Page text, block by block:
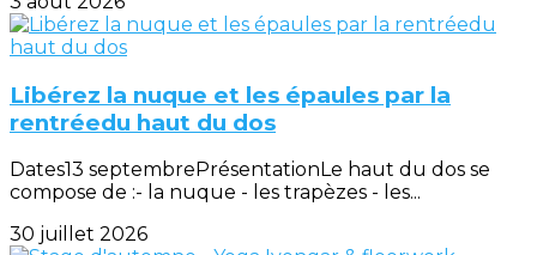
Libérez la nuque et les épaules par la
rentréedu haut du dos
Dates13 septembrePrésentationLe haut du dos se
compose de :- la nuque - les trapèzes - les...
30 juillet 2026